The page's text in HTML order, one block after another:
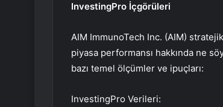
InvestingPro İçgörüleri
AIM ImmunoTech Inc. (AIM)
piyasa performansı hakkında ne
bazı temel ölçümler ve ipuçları:
InvestingPro Verileri: